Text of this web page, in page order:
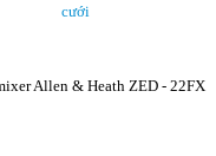
cưới